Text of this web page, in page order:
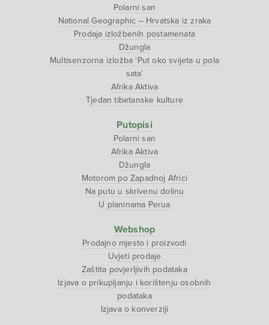
Polarni san
National Geographic – Hrvatska iz zraka
Prodaja izložbenih postamenata
Džungla
Multisenzorna izložba ‘Put oko svijeta u pola
sata’
Afrika Aktiva
Tjedan tibetanske kulture
Putopisi
Polarni san
Afrika Aktiva
Džungla
Motorom po Zapadnoj Africi
Na putu u skrivenu dolinu
U planinama Perua
Webshop
Prodajno mjesto i proizvodi
Uvjeti prodaje
Zaštita povjerljivih podataka
Izjava o prikupljanju i korištenju osobnih
podataka
Izjava o konverziji